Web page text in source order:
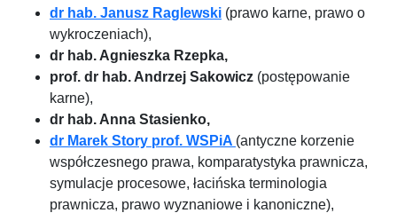
dr hab. Janusz Raglewski (prawo karne, prawo o
wykroczeniach),
dr hab. Agnieszka Rzepka,
prof. dr hab. Andrzej Sakowicz (postępowanie
karne),
dr hab. Anna Stasienko,
dr Marek Story prof. WSPiA (antyczne korzenie
współczesnego prawa, komparatystyka prawnicza,
symulacje procesowe, łacińska terminologia
prawnicza, prawo wyznaniowe i kanoniczne),